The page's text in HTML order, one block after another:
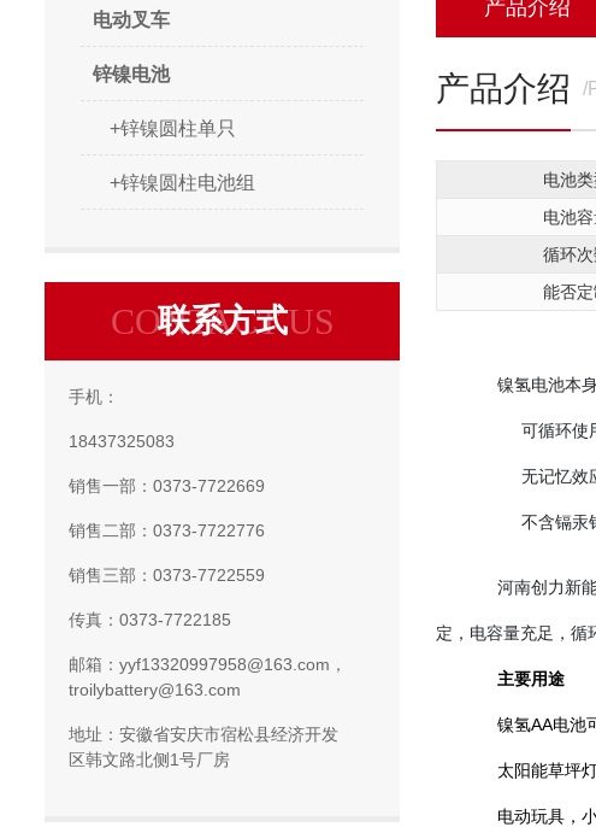
电动叉车
锌镍电池
+锌镍圆柱单只
+锌镍圆柱电池组
联系方式
CONTACT US
手机：
18437325083
销售一部：0373-7722669
销售二部：0373-7722776
销售三部：0373-7722559
传真：0373-7722185
邮箱：yyf13320997958@163.com，
troilybattery@163.com
地址：安徽省安庆市宿松县经济开发
区韩文路北侧1号厂房
产品介绍
产品介绍 /
电池
电池
循环
能否
镍氢电池本
可循环使
无记忆效
不含镉汞
河南创力新
定，电容量充足，循
主要用途
镍氢AA电池
太阳能草坪
电动玩具，